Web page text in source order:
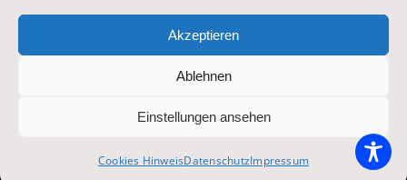
Akzeptieren
Ablehnen
Einstellungen ansehen
Cookies HinweisDatenschutzImpressum
Zur Hauptseite